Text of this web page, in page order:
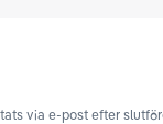
via e-post efter